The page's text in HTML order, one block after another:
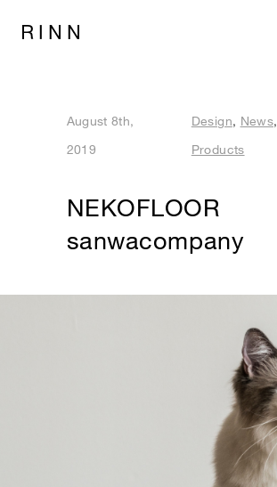
August 8th,
2019
Design, News,
Products
NEKOFLOOR
sanwacompany